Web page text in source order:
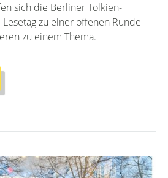
sich die Berliner Tolkien-
zu einer offenen Runde
zu einem Thema.